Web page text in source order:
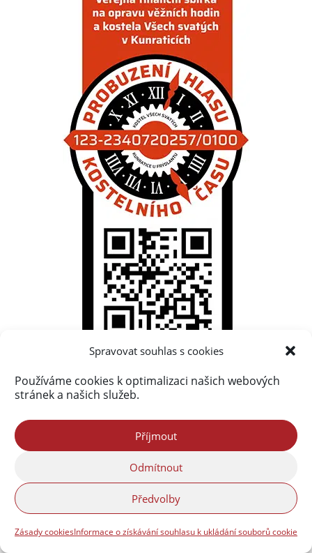
Spravovat souhlas s cookies
Používáme cookies k optimalizaci našich webových
stránek a našich služeb.
Příjmout
Odmítnout
Předvolby
Zásady cookiesInformace o získávání souhlasu k ukládání souborů cookie